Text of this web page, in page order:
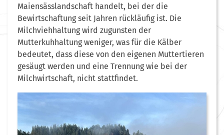
Maiensässlandschaft handelt, bei der die
Bewirtschaftung seit Jahren rückläufig ist. Die
Milchviehhaltung wird zugunsten der
Mutterkuhhaltung weniger, was für die Kälber
bedeutet, dass diese von den eigenen Muttertieren
gesäugt werden und eine Trennung wie bei der
Milchwirtschaft, nicht stattfindet.